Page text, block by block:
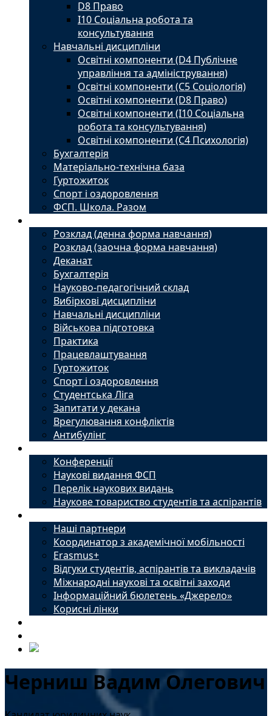
D8 Право
I10 Соціальна робота та
консультування
Навчальні дисципліни
Освітні компоненти (D4 Публічне
управління та адміністрування)
Освітні компоненти (С5 Соціологія)
Освітні компоненти (D8 Право)
Освітні компоненти (I10 Соціальна
робота та консультування)
Освітні компоненти (С4 Психологія)
Бухгалтерія
Матеріально-технічна база
Гуртожиток
Спорт і оздоровлення
ФСП. Школа. Разом
Розклад (денна форма навчання)
Розклад (заочна форма навчання)
Деканат
Бухгалтерія
Науково-педагогічний склад
Вибіркові дисципліни
Навчальні дисципліни
Військова підготовка
Практика
Працевлаштування
Гуртожиток
Спорт і оздоровлення
Студентська Ліга
Запитати у декана
Врегулювання конфліктів
Антибулінг
Конференції
Наукові видання ФСП
Перелік наукових видань
Наукове товариство студентів та аспірантів
Наші партнери
Координатор з академічної мобільності
Erasmus+
Відгуки студентів, аспірантів та викладачів
Міжнародні наукові та освітні заходи
Інформаційний бюлетень «Джерело»
Корисні лінки
Черниш Вадим Олегович